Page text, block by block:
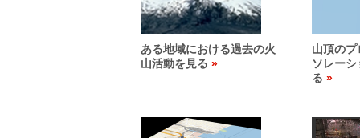
ある地域における過去の火
山活動を見る
山頂の
ソレー
る